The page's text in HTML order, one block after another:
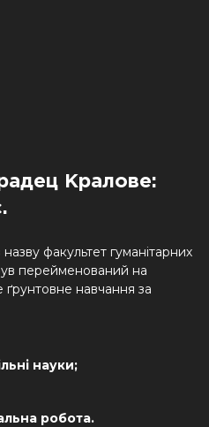
Кралове:
факультет гуманітарних
перейменований на
навчання за
науки;
робота.